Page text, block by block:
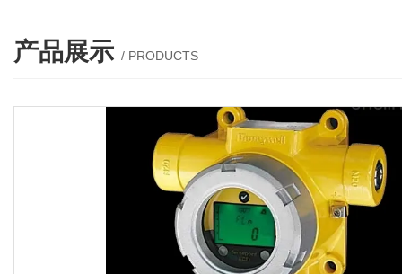
产品展示 / PRODUCTS